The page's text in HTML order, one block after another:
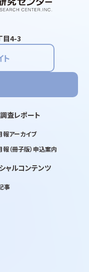
目4-3
ト
査レポート
報アーカイブ
（冊子版）申込案内
ャルコンテンツ
事